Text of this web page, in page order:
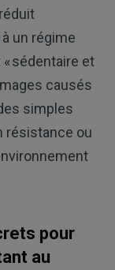
un régime
« sédentaire et
causés
simples
résistance ou
pour
au